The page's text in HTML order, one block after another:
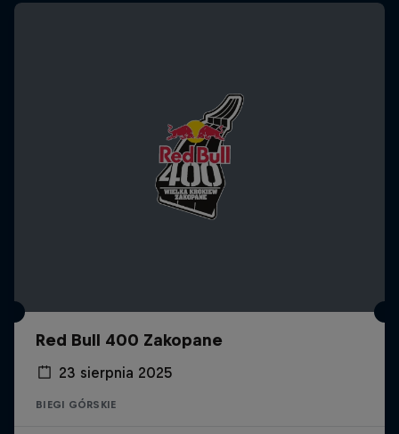
Red Bull 400 Zakopane
23 sierpnia 2025
BIEGI GÓRSKIE